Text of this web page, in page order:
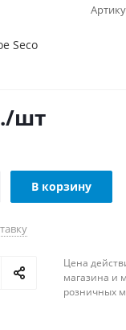
Seco
/шт
В корзину
Цена
магазина и
розничных